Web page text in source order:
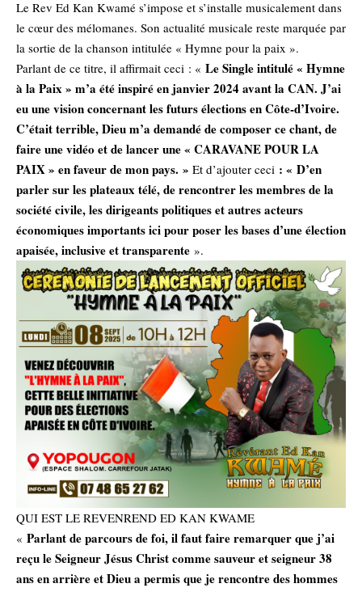
Le Rev Ed Kan Kwamé s’impose et s’installe musicalement dans
le cœur des mélomanes. Son actualité musicale reste marquée par
la sortie de la chanson intitulée « Hymne pour la paix ».
Parlant de ce titre, il affirmait ceci : « Le Single intitulé « Hymne
à la Paix » m’a été inspiré en janvier 2024 avant la CAN. J’ai
eu une vision concernant les futurs élections en Côte-d’Ivoire.
C’était terrible, Dieu m’a demandé de composer ce chant, de
faire une vidéo et de lancer une « CARAVANE POUR LA
PAIX » en faveur de mon pays. » Et d’ajouter ceci : « D’en
parler sur les plateaux télé, de rencontrer les membres de la
société civile, les dirigeants politiques et autres acteurs
économiques importants ici pour poser les bases d’une élection
apaisée, inclusive et transparente ».
QUI EST LE REVENREND ED KAN KWAME
« Parlant de parcours de foi, il faut faire remarquer que j’ai
reçu le Seigneur Jésus Christ comme sauveur et seigneur 38
ans en arrière et Dieu a permis que je rencontre des hommes